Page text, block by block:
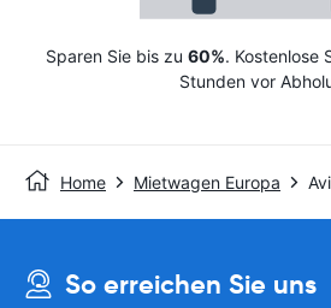
Sparen Sie bis zu 60%. Kostenlose
Stunden vor
Home Mietwagen Europa
So erreichen Sie uns